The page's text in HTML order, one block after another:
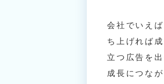
会社でいえ
ち上げれば
立つ広告を
成長につな